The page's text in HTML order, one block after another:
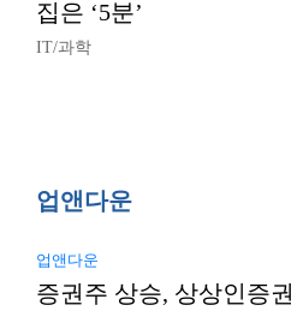
집은 ‘5분’
IT/과학
업앤다운
업앤다운
증권주 상승, 상상인증권